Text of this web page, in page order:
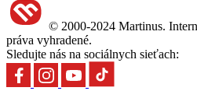
© 2000-2024 Martinus.
práva vyhradené.
Sledujte nás na sociálnych sieťach: